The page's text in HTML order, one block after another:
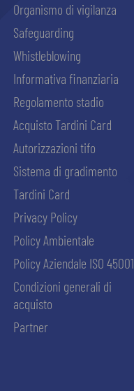
Organismo di vigilanza
Safeguarding
Whistleblowing
Informativa finanziaria
Regolamento stadio
Acquisto Tardini Card
Autorizzazioni tifo
Sistema di gradimento
Tardini Card
Privacy Policy
Policy Ambientale
Policy Aziendale ISO 45001
Condizioni generali di
acquisto
Partner